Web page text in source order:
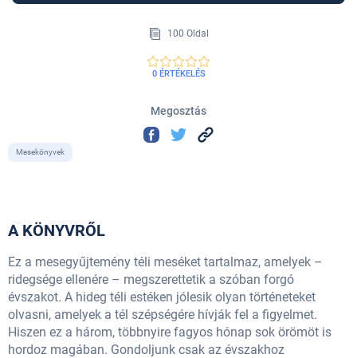
100 Oldal
0 ÉRTÉKELÉS
Megosztás
Mesekönyvek
A KÖNYVRŐL
Ez a mesegyűjtemény téli meséket tartalmaz, amelyek –
ridegsége ellenére – megszerettetik a szóban forgó
évszakot. A hideg téli estéken jólesik olyan történeteket
olvasni, amelyek a tél szépségére hívják fel a figyelmet.
Hiszen ez a három, többnyire fagyos hónap sok örömöt is
hordoz magában. Gondoljunk csak az évszakhoz